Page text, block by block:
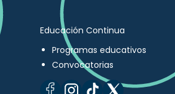
Educación Continua
Programas educativos
Convocatorias